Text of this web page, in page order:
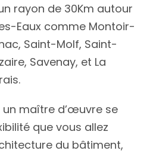
rayon de 30Km autour
Eaux comme Montoir-
Saint-Molf, Saint-
Savenay, et La
un maître d’œuvre se
que vous allez
du bâtiment,